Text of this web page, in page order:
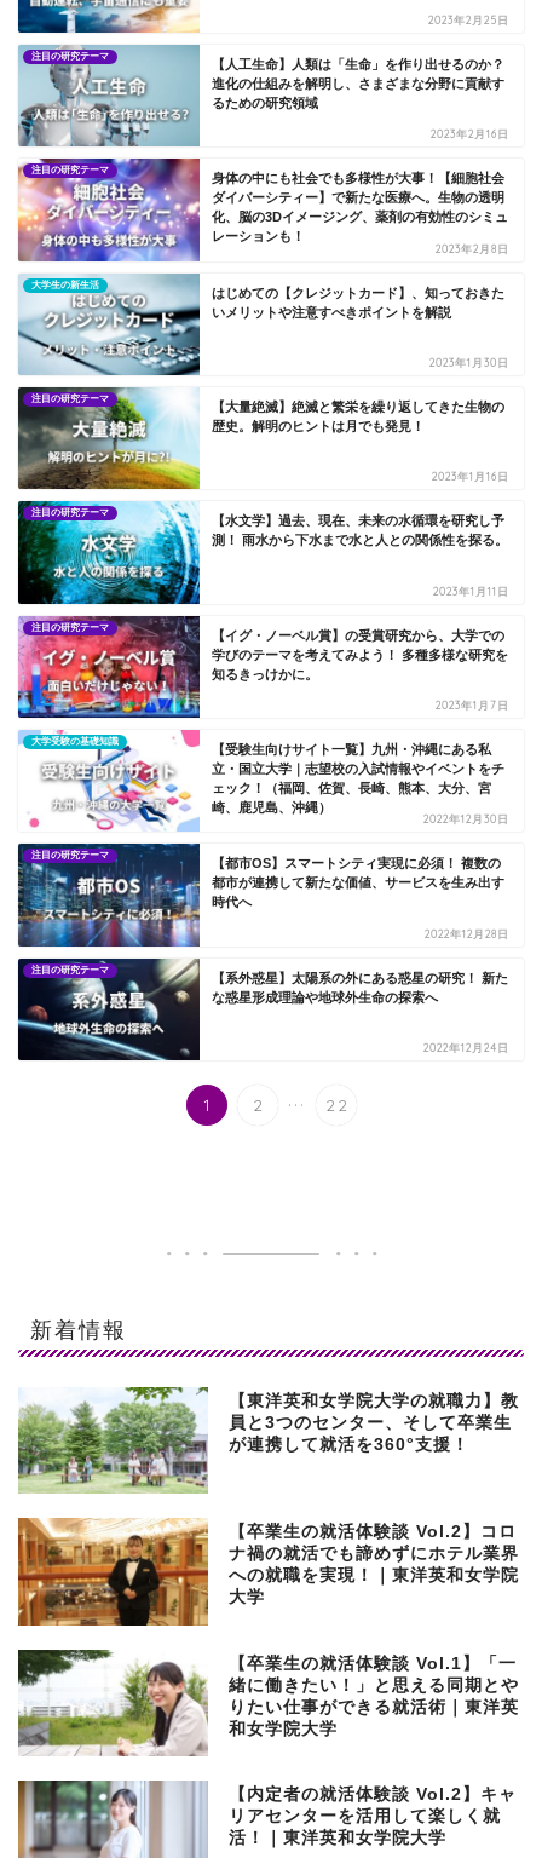
2023年2月25日
注目の研究テーマ
【人工生命】人類は「生命」を作り出せるのか？
進化の仕組みを解明し、さまざまな分野に貢献す
るための研究領域
2023年2月16日
注目の研究テーマ
身体の中にも社会でも多様性が大事！【細胞社会
ダイバーシティー】で新たな医療へ。生物の透明
化、脳の3Dイメージング、薬剤の有効性のシミュ
レーションも！
2023年2月8日
大学生の新生活
はじめての【クレジットカード】、知っておきた
いメリットや注意すべきポイントを解説
2023年1月30日
注目の研究テーマ
【大量絶滅】絶滅と繁栄を繰り返してきた生物の
歴史。解明のヒントは月でも発見！
2023年1月16日
注目の研究テーマ
【水文学】過去、現在、未来の水循環を研究し予
測！ 雨水から下水まで水と人との関係性を探る。
2023年1月11日
注目の研究テーマ
【イグ・ノーベル賞】の受賞研究から、大学での
学びのテーマを考えてみよう！ 多種多様な研究を
知るきっけかに。
2023年1月7日
大学受験の基礎知識
【受験生向けサイト一覧】九州・沖縄にある私
立・国立大学｜志望校の入試情報やイベントをチ
ェック！（福岡、佐賀、長崎、熊本、大分、宮
崎、鹿児島、沖縄）
2022年12月30日
注目の研究テーマ
【都市OS】スマートシティ実現に必須！ 複数の
都市が連携して新たな価値、サービスを生み出す
時代へ
2022年12月28日
注目の研究テーマ
【系外惑星】太陽系の外にある惑星の研究！ 新た
な惑星形成理論や地球外生命の探索へ
2022年12月24日
1 2 ... 22
新着情報
【東洋英和女学院大学の就職力】教
員と3つのセンター、そして卒業生
が連携して就活を360°支援！
【卒業生の就活体験談 Vol.2】コロ
ナ禍の就活でも諦めずにホテル業界
への就職を実現！｜東洋英和女学院
大学
【卒業生の就活体験談 Vol.1】「一
緒に働きたい！」と思える同期とや
りたい仕事ができる就活術｜東洋英
和女学院大学
【内定者の就活体験談 Vol.2】キャ
リアセンターを活用して楽しく就
活！｜東洋英和女学院大学